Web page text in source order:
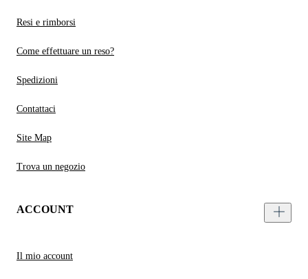
Resi e rimborsi
Come effettuare un reso?
Spedizioni
Contattaci
Site Map
Trova un negozio
ACCOUNT
Il mio account